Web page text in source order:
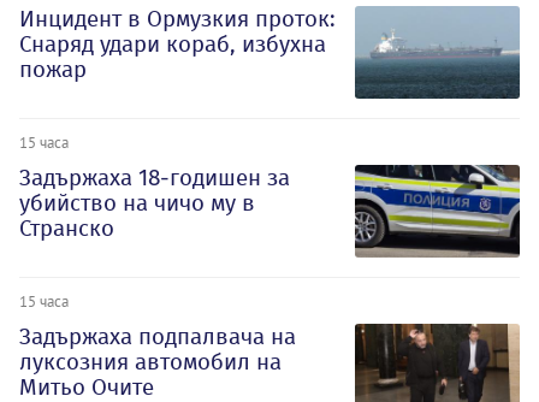
Инцидент в Ормузкия проток:
Снаряд удари кораб, избухна
пожар
15 часа
Задържаха 18-годишен за
убийство на чичо му в
Странско
15 часа
Задържаха подпалвача на
луксозния автомобил на
Митьо Очите